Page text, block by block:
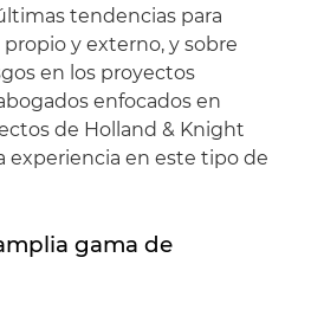
tendencias para
y externo, y sobre
en los proyectos
enfocados en
de Holland & Knight
experiencia en este tipo de
gama de